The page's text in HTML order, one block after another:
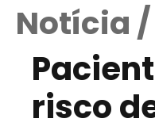
Notícia /
risco